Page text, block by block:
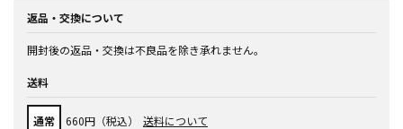
返品・交換について
開封後の返品・交換は不良品を除き承れません。
送料
通常 660円（税込） 送料について